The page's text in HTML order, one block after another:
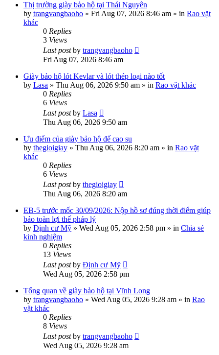
Thị trường giày bảo hộ tại Thái Nguyên
by trangvangbaoho » Fri Aug 07, 2026 8:46 am » in Rao vặt
khác
0 Replies
3 Views
Last postby trangvangbaoho
Fri Aug 07, 2026 8:46 am
Giày bảo hộ lót Kevlar và lót thép loại nào tốt
by Lasa » Thu Aug 06, 2026 9:50 am » in Rao vặt khác
0 Replies
6 Views
Last postby Lasa
Thu Aug 06, 2026 9:50 am
Ưu điểm của giày bảo hộ đế cao su
by thegioigiay » Thu Aug 06, 2026 8:20 am » in Rao vặt
khác
0 Replies
6 Views
Last postby thegioigiay
Thu Aug 06, 2026 8:20 am
EB-5 trước mốc 30/09/2026: Nộp hồ sơ đúng thời điểm giúp
bảo toàn lợi thế pháp lý
by Định cư Mỹ » Wed Aug 05, 2026 2:58 pm » in Chia sẻ
kinh nghiệm
0 Replies
13 Views
Last postby Định cư Mỹ
Wed Aug 05, 2026 2:58 pm
Tổng quan về giày bảo hộ tại Vĩnh Long
by trangvangbaoho » Wed Aug 05, 2026 9:28 am » in Rao
vặt khác
0 Replies
8 Views
Last postby trangvangbaoho
Wed Aug 05, 2026 9:28 am